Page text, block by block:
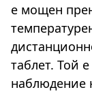
е мощен
таблет. Той
наблюдение